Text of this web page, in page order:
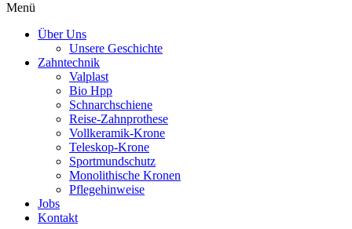
Menü
Über Uns
Unsere Geschichte
Zahntechnik
Valplast
Bio Hpp
Schnarchschiene
Reise-Zahnprothese
Vollkeramik-Krone
Teleskop-Krone
Sportmundschutz
Monolithische Kronen
Pflegehinweise
Jobs
Kontakt